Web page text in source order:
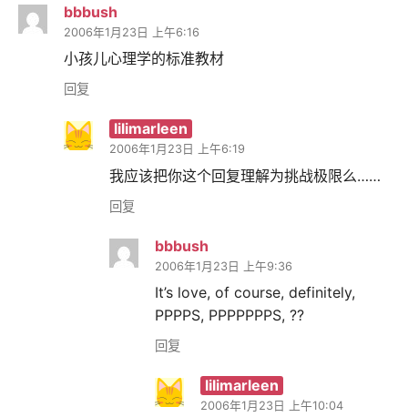
bbbush
2006年1月23日 上午6:16
小孩儿心理学的标准教材
回复
lilimarleen
2006年1月23日 上午6:19
我应该把你这个回复理解为挑战极限么……
回复
bbbush
2006年1月23日 上午9:36
It’s love, of course, definitely,
PPPPS, PPPPPPPS, ??
回复
lilimarleen
2006年1月23日 上午10:04